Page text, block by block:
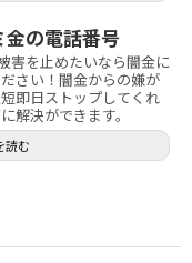
の電話番号
害を止めたいなら闇金に
さい！闇金からの嫌が
即日ストップしてくれ
解決ができます。
読む